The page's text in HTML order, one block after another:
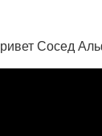
Сосед